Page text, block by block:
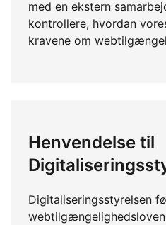
med en ekstern
kontrollere, hvordan
kravene om
Henvendelse til
Digitaliseringsstyrelsen